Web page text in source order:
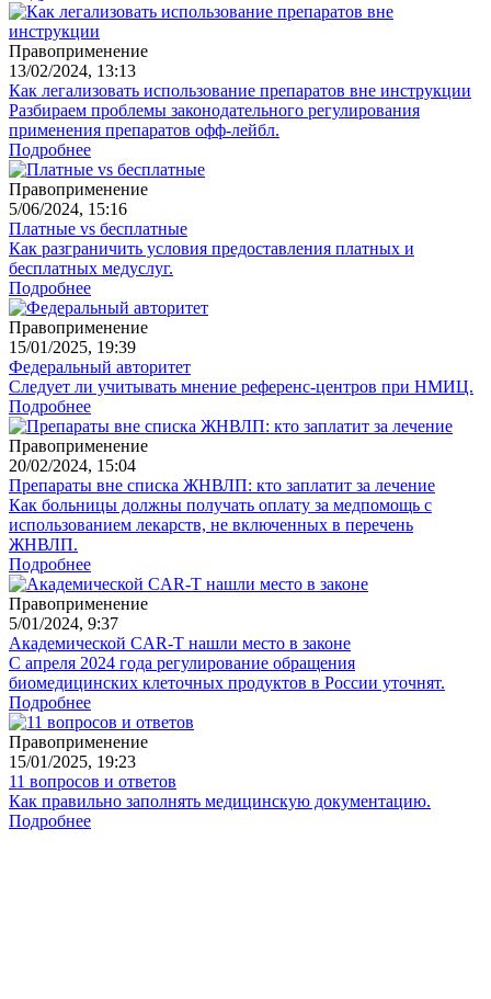
Правоприменение
13/02/2024, 13:13
Как легализовать использование препаратов вне инструкции
Разбираем проблемы законодательного регулирования
применения препаратов офф-лейбл.
Подробнее
Правоприменение
5/06/2024, 15:16
Платные vs бесплатные
Как разграничить условия предоставления платных и
бесплатных медуслуг.
Подробнее
Правоприменение
15/01/2025, 19:39
Федеральный авторитет
Следует ли учитывать мнение референс-центров при НМИЦ.
Подробнее
Правоприменение
20/02/2024, 15:04
Препараты вне списка ЖНВЛП: кто заплатит за лечение
Как больницы должны получать оплату за медпомощь с
использованием лекарств, не включенных в перечень
ЖНВЛП.
Подробнее
Правоприменение
5/01/2024, 9:37
Академической CAR-T нашли место в законе
С апреля 2024 года регулирование обращения
биомедицинских клеточных продуктов в России уточнят.
Подробнее
Правоприменение
15/01/2025, 19:23
11 вопросов и ответов
Как правильно заполнять медицинскую документацию.
Подробнее